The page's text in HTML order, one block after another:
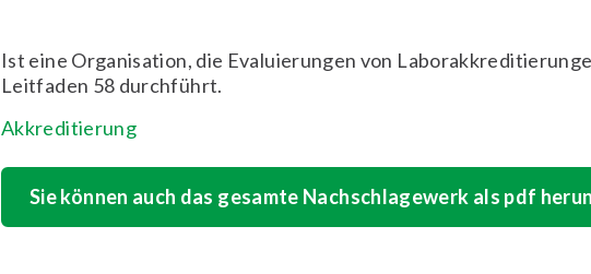
Ist eine Organisation, die Evaluierungen von
Leitfaden 58 durchführt.
Akkreditierung
Sie können auch das gesamte Nachschlagewerk als pdf